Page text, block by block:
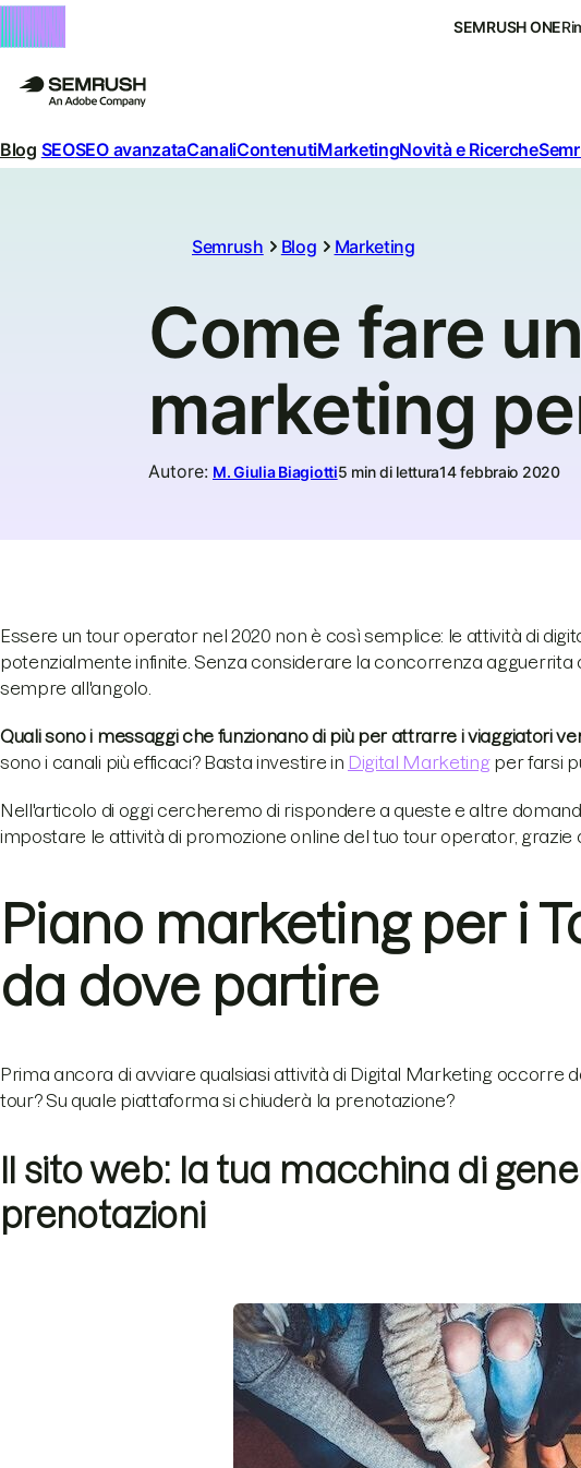
SEMRUSH ONE
Blog SEOSEO avanzataCanaliContenutiMarketingNovità e Ricerche
Semrush Blog Marketing
Come fare
marketing
Autore: M. Giulia Biagiotti5 min di lettura14 febbraio 2020
Essere un tour operator nel 2020 non è così semplice: le attività di
potenzialmente infinite. Senza considerare la concorrenza agguerrita
sempre all'angolo.
Quali sono i messaggi che funzionano di più per attrarre i viaggiatori
sono i canali più efficaci? Basta investire in Digital Marketingper farsi
Nell'articolo di oggi cercheremo di rispondere a queste e altre
impostare le attività di promozione online del tuo tour operator,
Piano marketing per i
da dove partire
Prima ancora di avviare qualsiasi attività di Digital Marketing occorre
tour? Su quale piattaforma si chiuderà la prenotazione?
Il sito web: la tua macchina di
prenotazioni